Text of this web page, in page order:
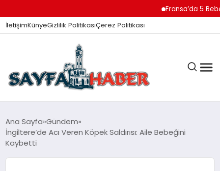
Fransa’da 5 Bebek
İletişimKünyeGizlilik PolitikasıÇerez Politikası
ANA SAYFA
GÜNDEM
Ana Sayfa Gündem
İngiltere’de Acı Veren Köpek Saldırısı: Aile Bebeğini
Kaybetti